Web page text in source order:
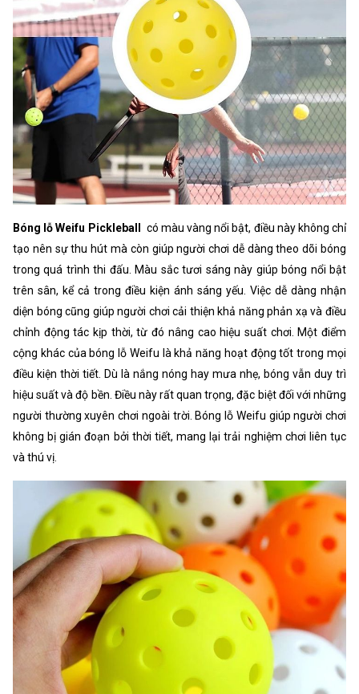
Bóng lỗ Weifu Pickleball có màu vàng nổi bật, điều này không chỉ
tạo nên sự thu hút mà còn giúp người chơi dễ dàng theo dõi bóng
trong quá trình thi đấu. Màu sắc tươi sáng này giúp bóng nổi bật
trên sân, kể cả trong điều kiện ánh sáng yếu. Việc dễ dàng nhận
diện bóng cũng giúp người chơi cải thiện khả năng phản xạ và điều
chỉnh động tác kịp thời, từ đó nâng cao hiệu suất chơi. Một điểm
cộng khác của bóng lỗ Weifu là khả năng hoạt động tốt trong mọi
điều kiện thời tiết. Dù là nắng nóng hay mưa nhẹ, bóng vẫn duy trì
hiệu suất và độ bền. Điều này rất quan trọng, đặc biệt đối với những
người thường xuyên chơi ngoài trời. Bóng lỗ Weifu giúp người chơi
không bị gián đoạn bởi thời tiết, mang lại trải nghiệm chơi liên tục
và thú vị.